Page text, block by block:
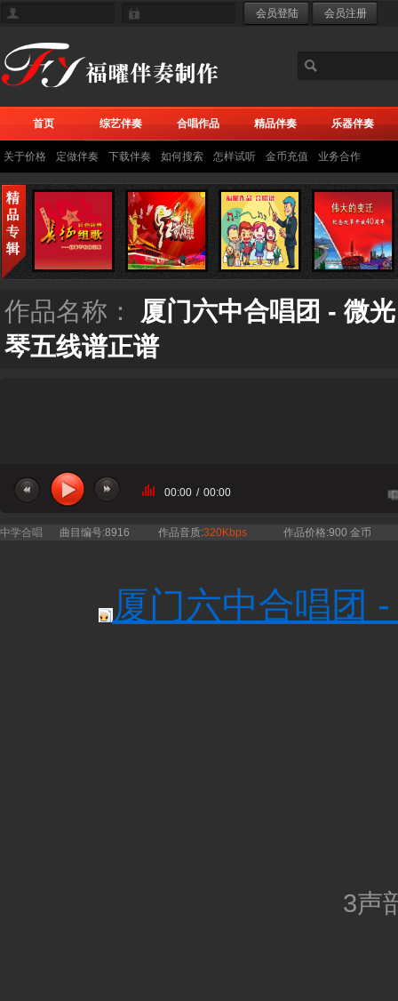
首页 综艺伴奏 合唱作品 精品伴奏 乐器伴奏
关于价格 定做伴奏 下载伴奏 如何搜索 怎样试听 金币充值 业务合作
作品名称： 厦门六中合唱团 - 微
琴五线谱正谱
当前曲目：厦门六中合唱团 - 微光 五旋律伴奏 合唱
00:00 / 00:00
中学合唱 曲目编号:8916 作品音质:320Kbps 作品价格:900 金币
厦门六中合唱团
3声